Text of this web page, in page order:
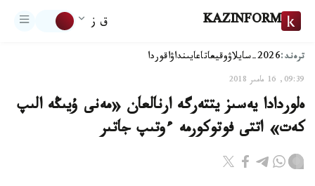
KAZINFORM ق ز
ترەند:2026-سايلاۋ وقيعاتاعايىنداۋاقوردا
09:39, 16 مامىر 2018
ەلوردادا يەسىز يتتەرگە ارنالعان «مەنى ۇيىڭە الىپ
كەت» اتتى فوتوكورمە ءوتىپ جاتىر